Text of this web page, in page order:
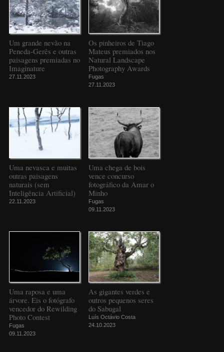
Um grande nevão na
Peneda-Gerês e outras
paisagens premiadas no
Imaginature
27.11.2023
Os pinheiros de Tiago
Mateus premiados nos
Natural Landscape
Photography Awards
Fugas
27.11.2023
Uma nevasca e muitas
outras paisagens
naturais (sem
Inteligência Artificial)
22.11.2023
Uma chega de bois
vence concurso
fotográfico da Amar o
Minho
Fugas
09.11.2023
Uma raposa e uma
árvore. Eis o fotógrafo
vencedor do Rewilding
Photo Contest
Fugas
09.11.2023
As gigantes verdes e
outros pequenos seres
do Sabugal
Luís Octávio Costa
24.10.2023